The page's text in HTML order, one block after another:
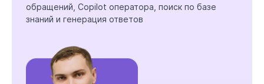
обращений, Copilot оператора, поиск по базе
знаний и генерация ответов